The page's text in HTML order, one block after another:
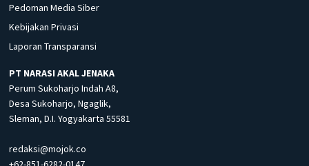
Pedoman Media Siber
Kebijakan Privasi
Laporan Transparansi
PT NARASI AKAL JENAKA
Perum Sukoharjo Indah A8,
Desa Sukoharjo, Ngaglik,
Sleman, D.I. Yogyakarta 55581
redaksi@mojok.co